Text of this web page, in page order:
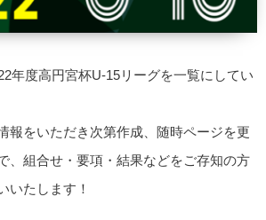
年度高円宮杯U-15リーグを一覧にしてい
報をいただき次第作成、随時ページを更
、組合せ・要項・結果などをご存知の方
いたします！